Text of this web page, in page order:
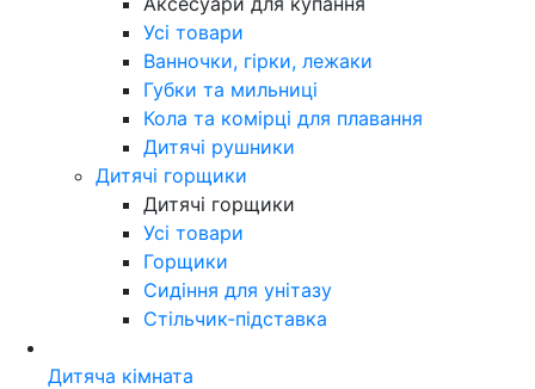
Усі товари
Ванночки, гірки, лежаки
Губки та мильниці
Кола та комірці для плавання
Дитячі рушники
Дитячі горщики
Дитячі горщики
Усі товари
Горщики
Сидіння для унітазу
Стільчик-підставка
Дитяча кімната